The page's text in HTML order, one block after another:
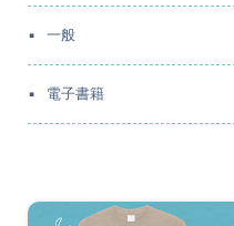
一般
電子書籍